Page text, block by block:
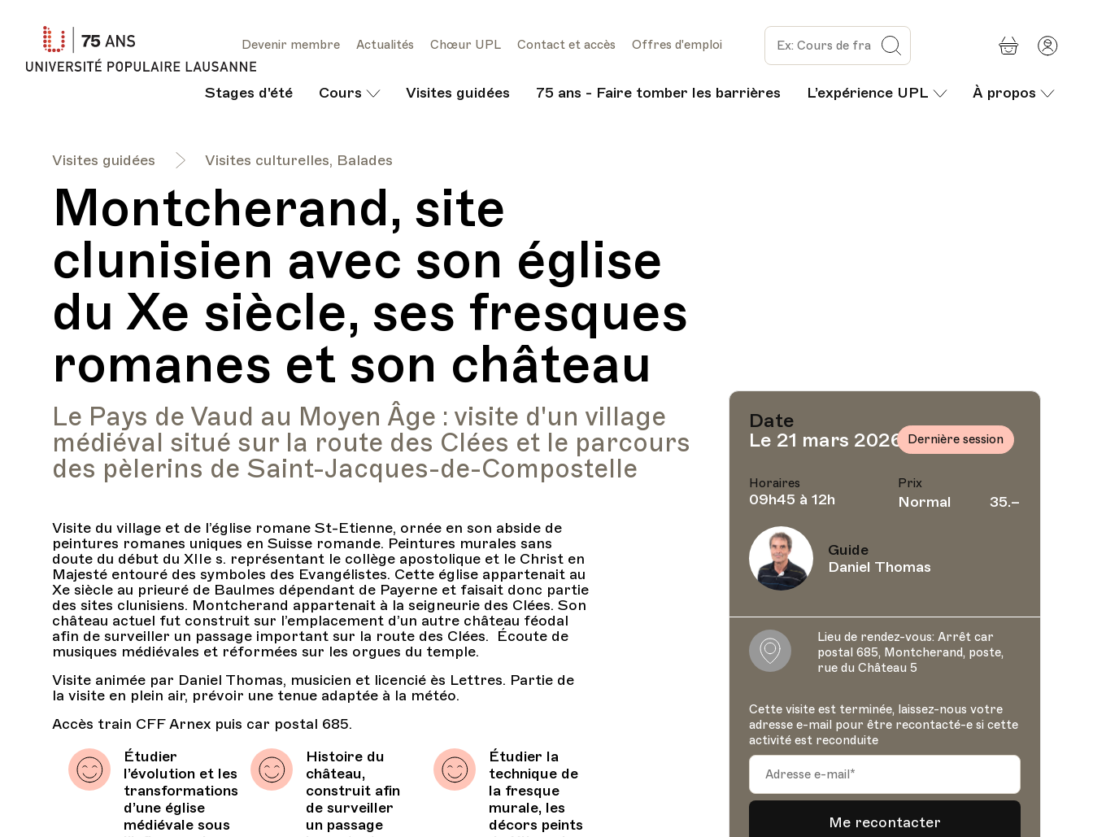
Université
Lausanne
Visites guidées Visites culturelles, Balades
Montcherand, site
clunisien avec son église
du Xe siècle, ses fresques
romanes et son château
Le Pays de Vaud au Moyen Âge : visite d'un village
médiéval situé sur la route des Clées et le parcours
des pèlerins de Saint-Jacques-de-Compostelle
Visite du village et de l’église romane St-Etienne, ornée en son abside de
peintures romanes uniques en Suisse romande. Peintures murales sans
doute du début du XIIe s. représentant le collège apostolique et le Christ en
Majesté entouré des symboles des Evangélistes. Cette église appartenait au
Xe siècle au prieuré de Baulmes dépendant de Payerne et faisait donc partie
des sites clunisiens. Montcherand appartenait à la seigneurie des Clées. Son
château actuel fut construit sur l’emplacement d’un autre château féodal
afin de surveiller un passage important sur la route des Clées. Écoute de
musiques médiévales et réformées sur les orgues du temple.
Visite animée par Daniel Thomas, musicien et licencié ès Lettres. Partie de
la visite en plein air, prévoir une tenue adaptée à la météo.
Accès train CFF Arnex puis car postal 685.
Étudier
l’évolution et les
transformations
d’une église
médiévale sous
Histoire du
château,
construit afin
de surveiller
un passage
Étudier la
technique de
la fresque
murale, les
décors peints
Date
Le 21 mars 2026 Dernière session
Horaires
09h45 à 12h
Prix
Normal 35.–
Guide
Daniel Thomas
Location
Lieu de rendez-vous: Arrêt car
postal 685, Montcherand, poste,
rue du Château 5
Cette visite est terminée, laissez-nous votre
adresse e-mail pour être recontacté-e si cette
activité est reconduite
Panier
Stages d'été Cours Visites guidées 75 ans - Faire tomber les barrières L’expérience UPL À propos
Devenir membre Actualités Chœur UPL Contact et accès Offres d'emploi